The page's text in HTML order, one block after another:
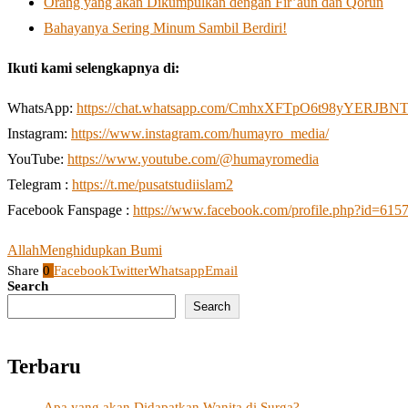
Bahayanya Sering Minum Sambil Berdiri!
Ikuti kami selengkapnya di:
WhatsApp: https://chat.whatsapp.com/
Instagram: https://www.instagram.com/humayro_media/
YouTube: https://www.youtube.com/@humayromedia
Telegram : https://t.me/pusatstudiislam2
Facebook Fanspage : https://www.facebook.com/
AllahMenghidupkan Bumi
Share 0 FacebookTwitterWhatsappEmail
Search
Search
Terbaru